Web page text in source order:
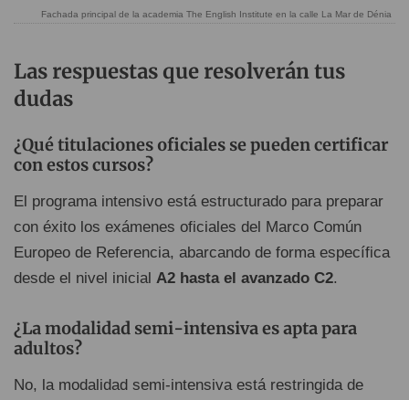
Fachada principal de la academia The English Institute en la calle La Mar de Dénia
Las respuestas que resolverán tus
dudas
¿Qué titulaciones oficiales se pueden certificar
con estos cursos?
El programa intensivo está estructurado para preparar
con éxito los exámenes oficiales del Marco Común
Europeo de Referencia, abarcando de forma específica
desde el nivel inicial A2 hasta el avanzado C2.
¿La modalidad semi-intensiva es apta para
adultos?
No, la modalidad semi-intensiva está restringida de